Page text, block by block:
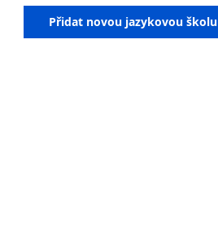
Přidat novou jazykovou školu